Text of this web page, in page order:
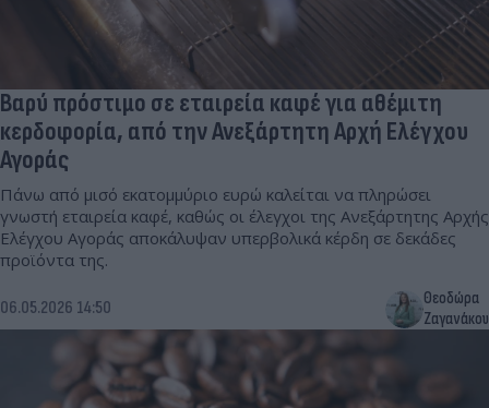
Βαρύ πρόστιμο σε εταιρεία καφέ για αθέμιτη
κερδοφορία, από την Ανεξάρτητη Αρχή Ελέγχου
Αγοράς
Πάνω από μισό εκατομμύριο ευρώ καλείται να πληρώσει
γνωστή εταιρεία καφέ, καθώς οι έλεγχοι της Ανεξάρτητης Αρχής
Ελέγχου Αγοράς αποκάλυψαν υπερβολικά κέρδη σε δεκάδες
προϊόντα της.
06.05.2026 14:50
Θεοδώρα
Ζαγανάκου